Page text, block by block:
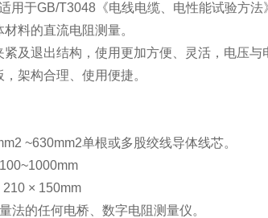
用于GB/T3048《电线电缆、电性能试验方
料的直流电阻测量。
及退出结构，使用更加方便、灵活，电压与
架构合理、使用便捷。
~630mm2单根或多股绞线导体线芯。
× 150mm
法的任何电桥、数字电阻测量仪。